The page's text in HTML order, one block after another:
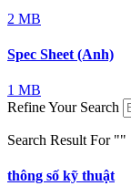
2 MB
Spec Sheet (Anh)
1 MB
Refine Your Search
Search Result For ""
thông số kỹ thuật